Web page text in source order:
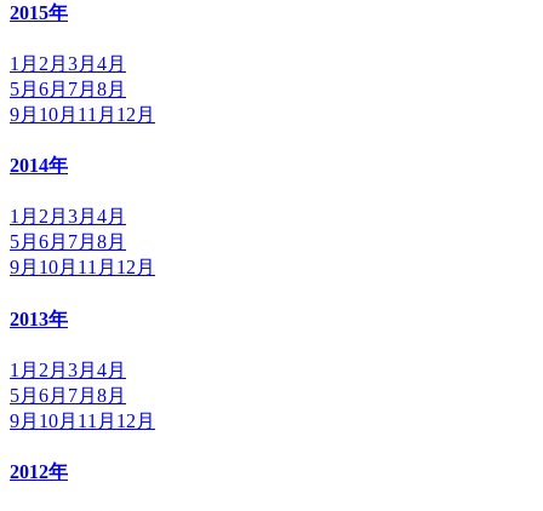
2015年
1月 2月 3月 4月
5月 6月 7月 8月
9月 10月 11月 12月
2014年
1月 2月 3月 4月
5月 6月 7月 8月
9月 10月 11月 12月
2013年
1月 2月 3月 4月
5月 6月 7月 8月
9月 10月 11月 12月
2012年